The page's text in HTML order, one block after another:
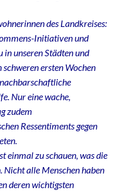
des Landkreises:
Initiativen und
in unseren Städten und
ersten Wochen
Nur eine wache,
zudem
Ressentiments gegen
einmal zu schauen, was die
Nicht alle Menschen haben
deren wichtigsten